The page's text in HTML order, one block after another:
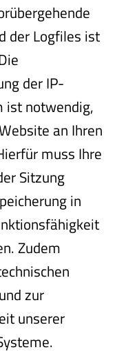
der Logfiles ist
der IP-
ist notwendig,
an Ihren
muss Ihre
Sitzung
in
Zudem
zur
unserer